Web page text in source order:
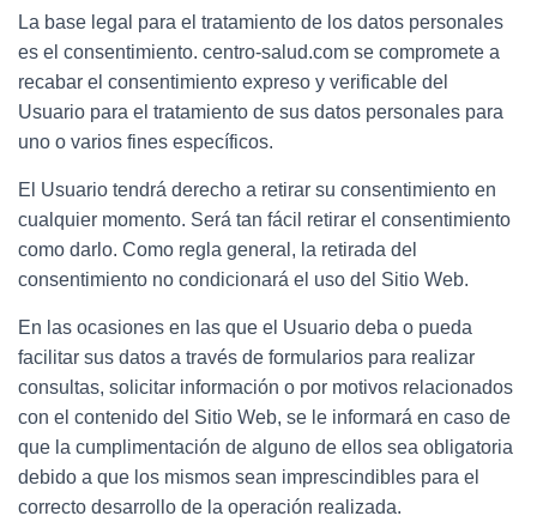
La base legal para el tratamiento de los datos personales
es el consentimiento. centro-salud.com se compromete a
recabar el consentimiento expreso y verificable del
Usuario para el tratamiento de sus datos personales para
uno o varios fines específicos.
El Usuario tendrá derecho a retirar su consentimiento en
cualquier momento. Será tan fácil retirar el consentimiento
como darlo. Como regla general, la retirada del
consentimiento no condicionará el uso del Sitio Web.
En las ocasiones en las que el Usuario deba o pueda
facilitar sus datos a través de formularios para realizar
consultas, solicitar información o por motivos relacionados
con el contenido del Sitio Web, se le informará en caso de
que la cumplimentación de alguno de ellos sea obligatoria
debido a que los mismos sean imprescindibles para el
correcto desarrollo de la operación realizada.